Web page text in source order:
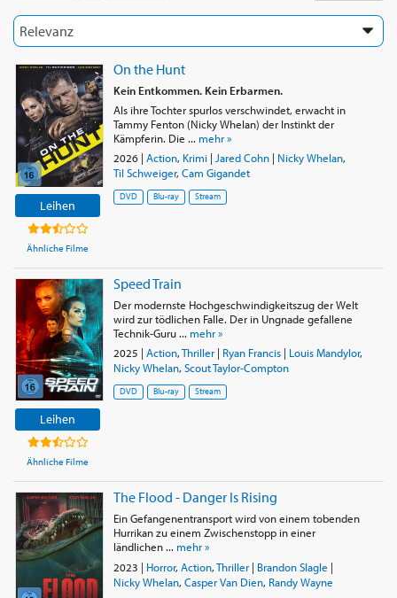
Flugbegleiterin. Vor allem aber teilt sie das Plakat für eine neue
Fernsehserie mit dem Titel Matador mit Gabriel Luna. Diese
von Regisseur Robert Rodriguez produzierte Thrillerserie, in
der die Schauspieler CIA-Agenten verkörpern, überschreitet
jedoch nicht eine Staffel von 13 Episoden. Sie macht mit dem
Pilotfilm einer anderen Serie weiter, der jedoch nicht gelingt.
2015 teilte sie daher das Poster für eine B-Serien-Romanze,
Borrowed Moments, mit Brian Krause und trat dann in der
Komödie Witness for Rent auf, getragen von Kevin Hart, Josh
Gad und Kaley Cuoco. Sie ist auch Teil der sehr großen
Distribution des experimentellen Knight of Cups von Terrence
Malick. Sie tritt auch in fünf Folgen der Satisfaction-Serie auf.
Thriller Usurpation, den sie mit Nicolas Cage und Gina Gershon
teilt. Quelle : Wikipedia
Leihen
Ähnliche Filme
On the Hunt
Kein Entkommen. Kein Erbarmen.
Als ihre Tochter spurlos verschwindet, erwacht in
Tammy Fenton (Nicky Whelan) der Instinkt der
Kämpferin. Die ... mehr »
2026| Action, Krimi| Jared Cohn| Nicky Whelan,
Til Schweiger, Cam Gigandet
DVD Blu-ray Stream
Leihen
Ähnliche Filme
Speed Train
Der modernste Hochgeschwindigkeitszug der Welt
wird zur tödlichen Falle. Der in Ungnade gefallene
Technik-Guru ... mehr »
2025 | Action,Thriller| Ryan Francis| Louis Mandylor,
Nicky Whelan, Scout Taylor-Compton
DVD Blu-ray Stream
The Flood - Danger Is Rising
Ein Gefangenentransport wird von einem tobenden
Hurrikan zu einem Zwischenstopp in einer
ländlichen ... mehr »
2023 | Horror, Action,Thriller| Brandon Slagle |
Nicky Whelan, Casper Van Dien, Randy Wayne